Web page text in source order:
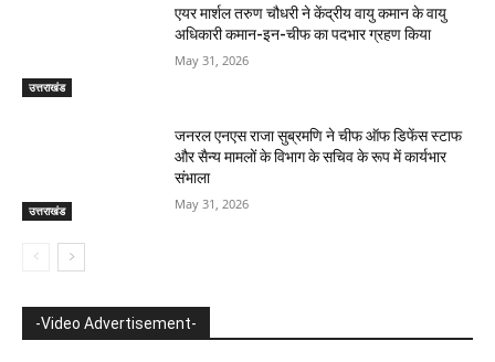
उत्तराखंड
एयर मार्शल तरुण चौधरी ने केंद्रीय वायु कमान के वायु
अधिकारी कमान-इन-चीफ का पदभार ग्रहण किया
May 31, 2026
उत्तराखंड
जनरल एनएस राजा सुब्रमणि ने चीफ ऑफ डिफेंस स्टाफ
और सैन्य मामलों के विभाग के सचिव के रूप में कार्यभार
संभाला
May 31, 2026
-Video Advertisement-